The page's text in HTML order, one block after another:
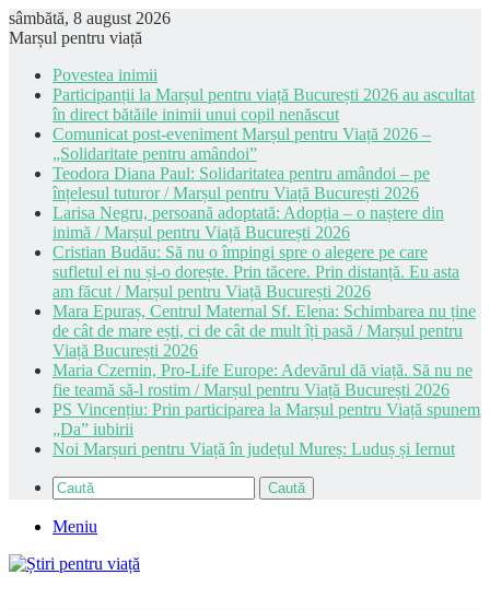
sâmbătă, 8 august 2026
Marșul pentru viață
Povestea inimii
Participanții la Marșul pentru viață București 2026 au ascultat
în direct bătăile inimii unui copil nenăscut
Comunicat post-eveniment Marșul pentru Viață 2026 –
„Solidaritate pentru amândoi”
Teodora Diana Paul: Solidaritatea pentru amândoi – pe
înțelesul tuturor / Marșul pentru Viață București 2026
Larisa Negru, persoană adoptată: Adopția – o naștere din
inimă / Marșul pentru Viață București 2026
Cristian Budău: Să nu o împingi spre o alegere pe care
sufletul ei nu și-o dorește. Prin tăcere. Prin distanță. Eu asta
am făcut / Marșul pentru Viață București 2026
Mara Epuraș, Centrul Maternal Sf. Elena: Schimbarea nu ține
de cât de mare ești, ci de cât de mult îți pasă / Marșul pentru
Viață București 2026
Maria Czernin, Pro-Life Europe: Adevărul dă viață. Să nu ne
fie teamă să-l rostim / Marșul pentru Viață București 2026
PS Vincențiu: Prin participarea la Marșul pentru Viață spunem
„Da” iubirii
Noi Marșuri pentru Viață în județul Mureș: Luduș și Iernut
Caută
Meniu